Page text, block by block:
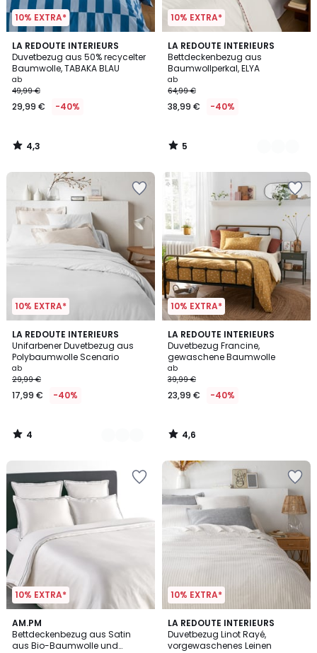
10% EXTRA*
LA REDOUTE INTERIEURS
Duvetbezug aus 50% recycelter
Baumwolle, TABAKA BLAU
ab
49,99 €
29,99 € -40%
4,3
/ 5
4,3
/
10% EXTRA*
LA REDOUTE INTERIEURS
Bettdeckenbezug aus
Baumwollperkal, ELYA
ab
64,99 €
38,99 € -40%
5
/
5
3
Farben
5
/
10% EXTRA*
LA REDOUTE INTERIEURS
Unifarbener Duvetbezug aus
Polybaumwolle Scenario
ab
29,99 €
17,99 € -40%
4
/
5
15
Farben
4
/
10% EXTRA*
LA REDOUTE INTERIEURS
Duvetbezug Francine,
gewaschene Baumwolle
ab
39,99 €
23,99 € -40%
4,6
/ 5
4,6
/
10% EXTRA*
AM.PM
Bettdeckenbezug aus Satin
aus Bio-Baumwolle und
4
/
5
10% EXTRA*
LA REDOUTE INTERIEURS
Duvetbezug Linot Rayé,
vorgewaschenes Leinen
4,4
/ 5
3
Farben